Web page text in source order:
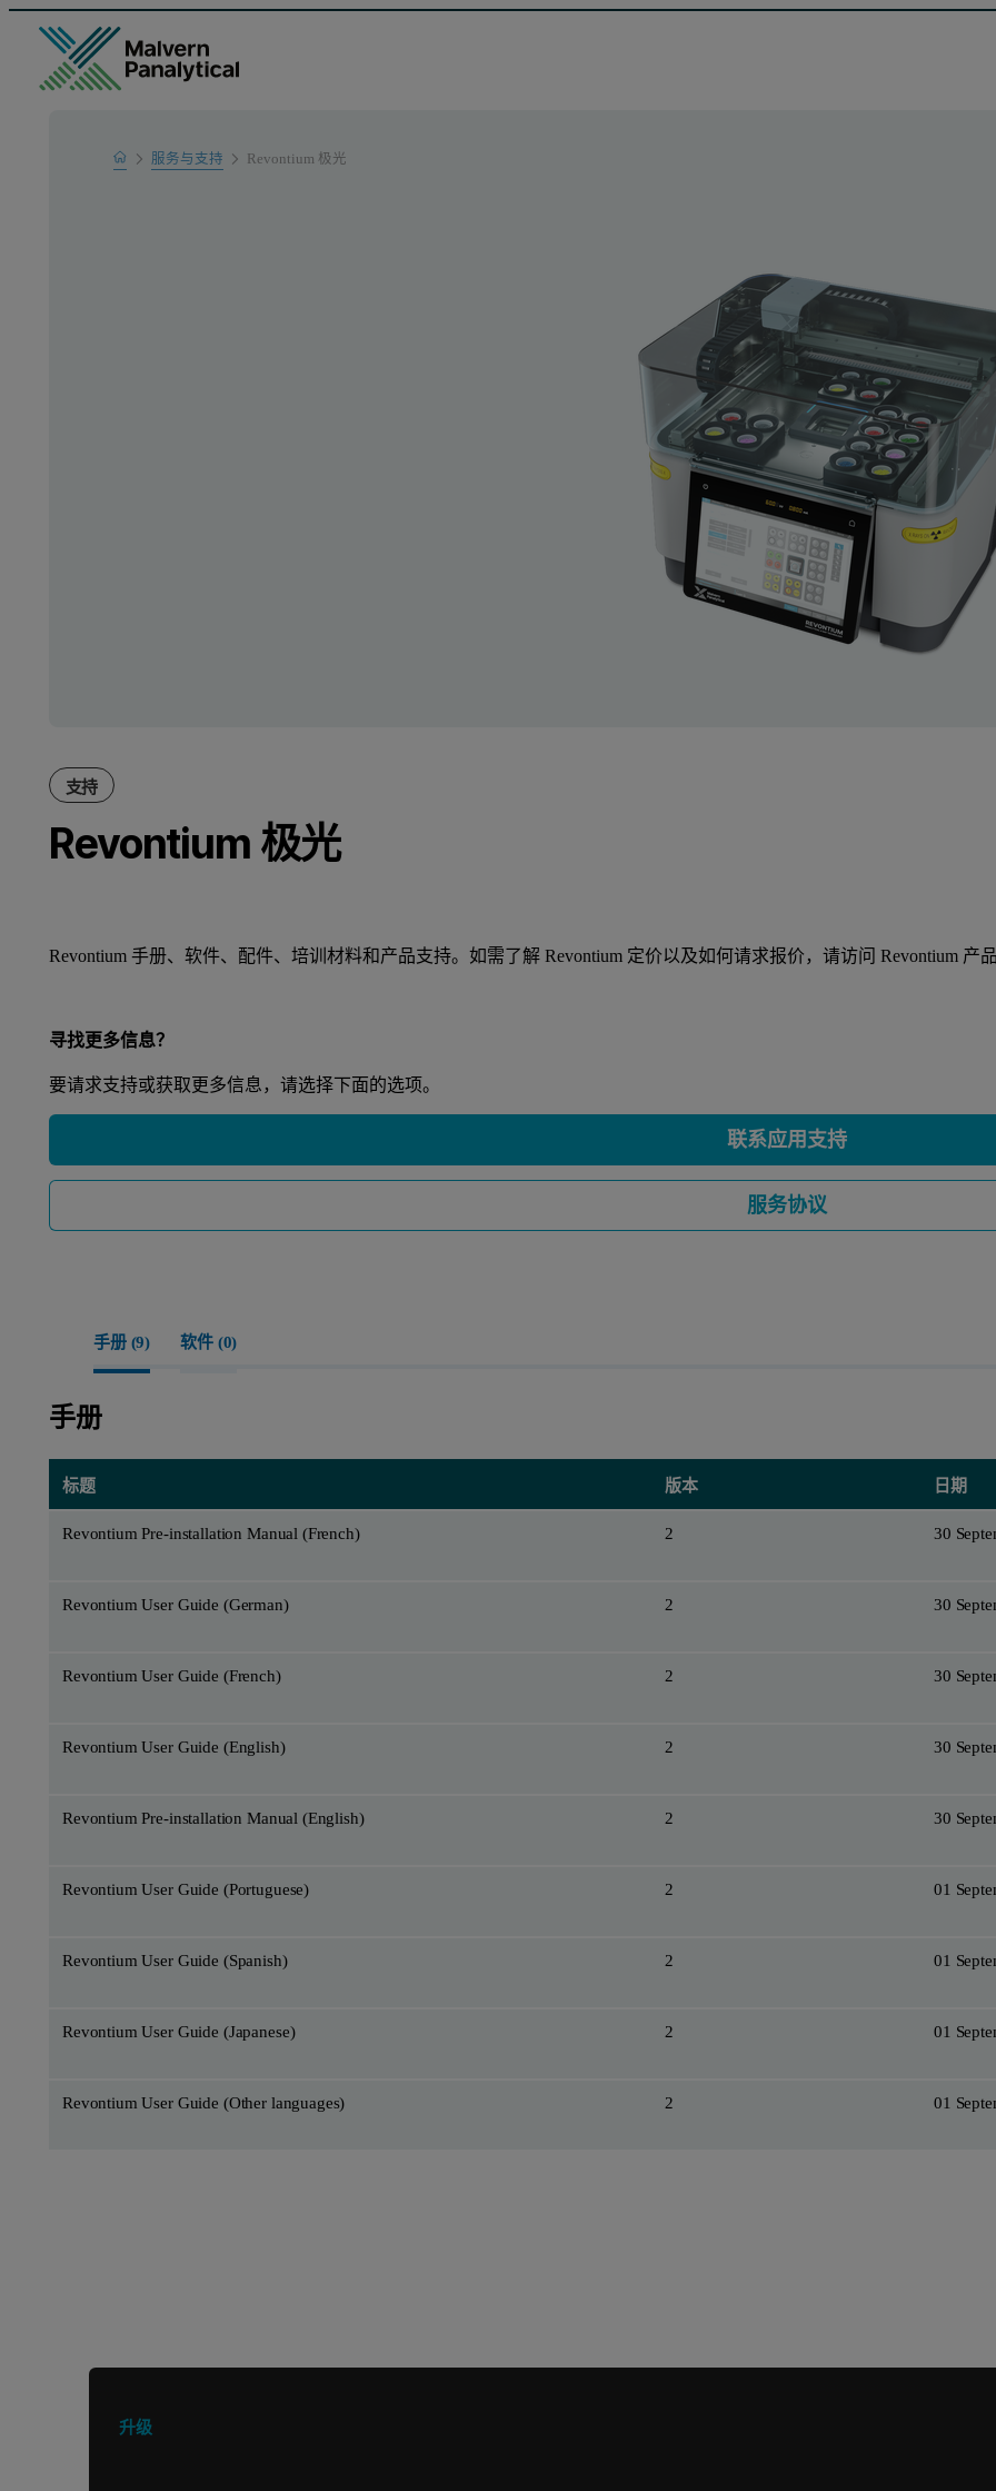
Home服务与支持
产品支持
Revontium 极光
支持
Revontium 极光
Revontium 手册、软件、配件、培训材料和产品支持。如需了解 Revontium 定价以及如何请求报价，请访问 Revontium 产
寻找更多信息？
要请求支持或获取更多信息，请选择下面的选项。
联系应用支持
服务协议
手册 (9) 软件 (0)
手册
标题 版本 日期
Revontium Pre-installation Manual (French) 2 30
Revontium User Guide (German) 2 30
Revontium User Guide (French) 2 30
Revontium User Guide (English) 2 30
Revontium Pre-installation Manual (English) 2 30
Revontium User Guide (Portuguese) 2 01
Revontium User Guide (Spanish) 2 01
Revontium User Guide (Japanese) 2 01
Revontium User Guide (Other languages) 2 01
升级